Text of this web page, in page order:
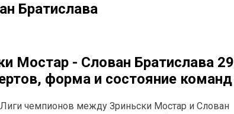
Братислава
Мостар - Слован Братислава 29
форма и состояние команд
чемпионов между Зриньски Мостар и Слован